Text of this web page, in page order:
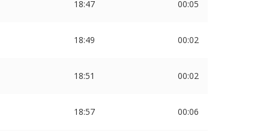
18:47 00:05
18:49 00:02
18:51 00:02
18:57 00:06